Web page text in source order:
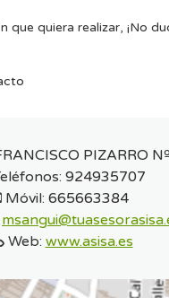
que quiera realizar, ¡No
PIZARRO
924935707
Móvil: 665663384
Web: www.asisa.es